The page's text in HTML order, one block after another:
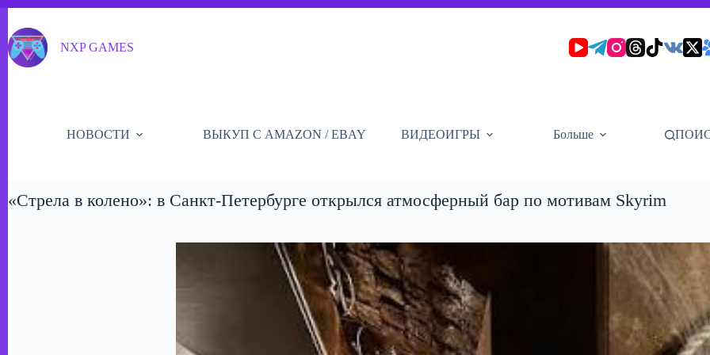
сути
NXP GAMES
НОВОСТИ ВЫКУП С AMAZON / EBAY ВИДЕОИГРЫ Больше
«Стрела в колено»: в Санкт-Петербурге открылся атмосферный бар по мотивам Skyrim